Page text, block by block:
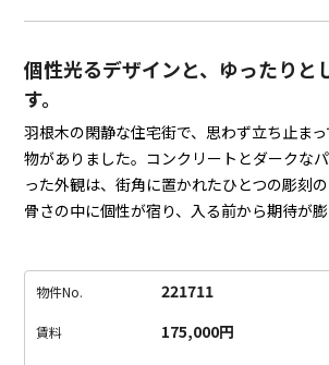
個性光るデザインと、ゆったりと
す。
羽根木の閑静な住宅街で、思わず立ち止ま
物がありました。コンクリートとダークな
った外観は、街角に置かれたひとつの彫刻
骨さの中に個性が宿り、入る前から期待が膨
けると、たっぷりと光が差し込む開放的な
実際の面積以上に伸びやかに感じられる空
と雰囲気を作ることもできます。
物件No. 221711
賃料 175,000円